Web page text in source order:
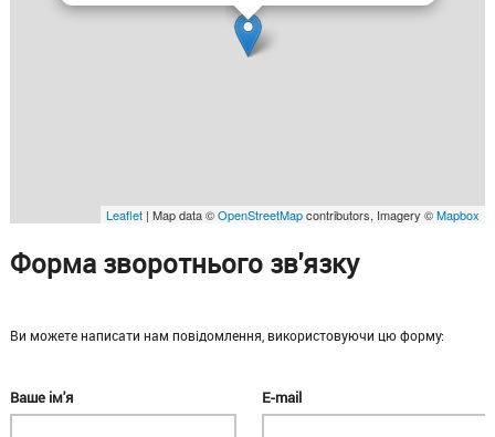
Leaflet | Map data ©OpenStreetMapcontributors, Imagery ©Mapbox
Форма зворотнього зв'язку
Ви можете написати нам повідомлення, використовуючи цю форму:
Ваше ім'я E-mail